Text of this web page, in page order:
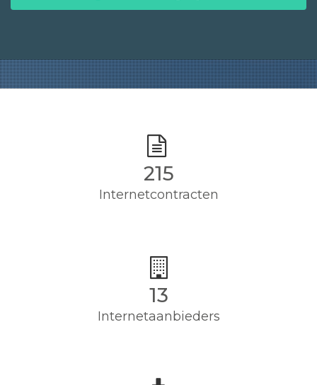
215
Internetcontracten
13
Internetaanbieders